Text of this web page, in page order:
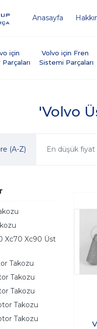
Anasayfa
için
Volvo için Fren
Sistemi Parçaları
'Volvo
(A-Z) En düşük fiyat
Xc70 Xc90 Üst
Takozu
Takozu
Takozu
Takozu
Takozu